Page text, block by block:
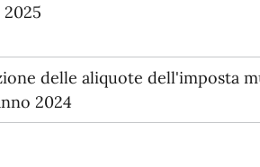
2025
delle aliquote dell'imposta
2024